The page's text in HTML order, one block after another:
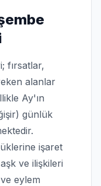
fırsatlar,
alanlar
Ay'ın
günlük
işaret
ve ilişkileri
eylem